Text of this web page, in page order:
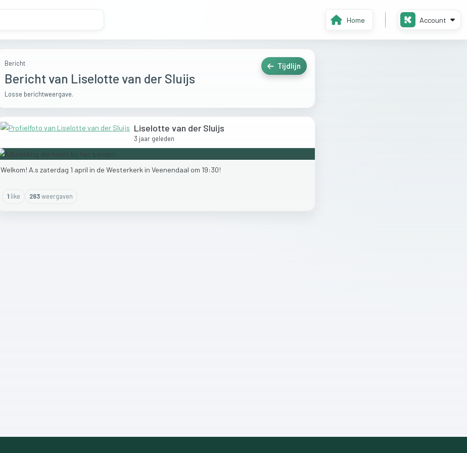
Home Account
Bericht
Bericht van Liselotte van der Sluijs
Losse berichtweergave.
Tijdlijn
Liselotte van der Sluijs
3 jaar geleden
Welkom! A.s zaterdag 1 april in de Westerkerk in Veenendaal om 19:30!
1like 263weergaven